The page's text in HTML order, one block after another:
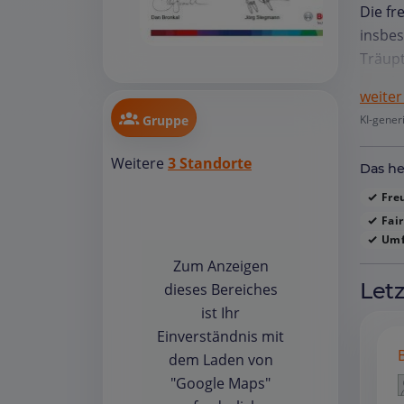
Die
und
Auto
sich
KI-
Das
Gruppe
Weitere 3 Standorte
Zum Anzeigen
dieses Bereiches
ist Ihr
Einverständnis mit
dem Laden von
"Google Maps"